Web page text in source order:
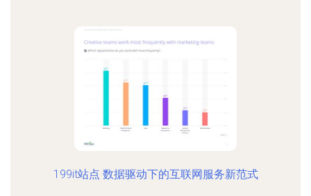
199it站点 数据驱动下的互联网服务新范式